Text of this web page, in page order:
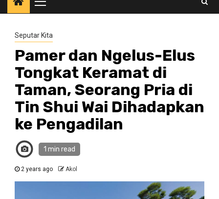
Primary
Menu
Seputar Kita
Pamer dan Ngelus-Elus
Tongkat Keramat di
Taman, Seorang Pria di
Tin Shui Wai Dihadapkan
ke Pengadilan
1 min read
2 years ago Akol